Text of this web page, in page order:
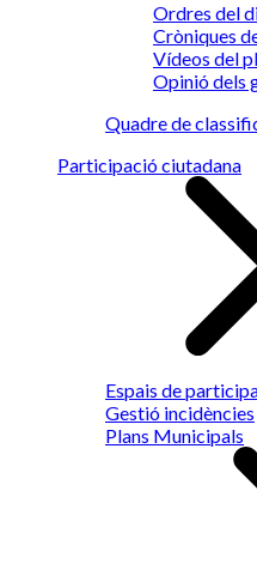
Ordres del
Cròniques
Vídeos del
Opinió dels
Quadre de
Participació ciutadana
Espais de
Gestió incidències
Plans Municipals